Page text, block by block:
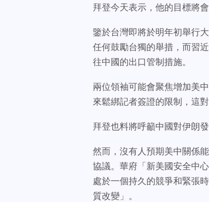
拜登今天表示，他的目標將
鑒於台灣即將於明年初舉行
任何鼓勵台獨的舉措，而習
往中國的出口管制措施。
兩位領袖可能會聚焦增加美
來鬆綁記者簽證的限制，這對
拜登也料將呼籲中國對伊朗
然而，沒有人預期美中關係
協議。華府「新美國安全中
處於一個持久的競爭和緊張
質改變」。